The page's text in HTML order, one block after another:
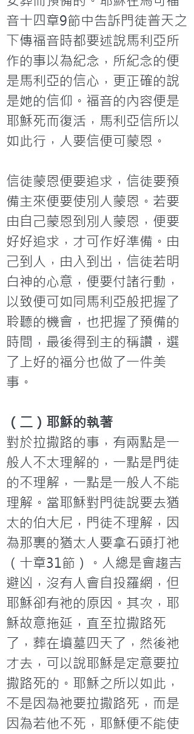
音十四章9節中告訴門徒普天之
下傳福音時都要述說馬利亞所
作的事以為紀念，所紀念的便
是馬利亞的信心，更正確的說
是她的信仰。福音的內容便是
耶穌死而復活，馬利亞信所以
如此行，人要信便可蒙恩。
信徒蒙恩便要追求，信徒要預
備主來便要使別人蒙恩。若要
由自己蒙恩到別人蒙恩，便要
好好追求，才可作好準備。由
己到人，由入到出，信徒若明
白神的心意，便要付諸行動，
以致便可如同馬利亞般把握了
聆聽的機會，也把握了預備的
時間，最後得到主的稱讚，選
了上好的福分也做了一件美
（二）耶穌的執著
對於拉撒路的事，有兩點是一
般人不太理解的，一點是門徒
的不理解，一點是一般人不能
理解。當耶穌對門徒說要去猶
太的伯大尼，門徒不理解，因
為那裏的猶太人要拿石頭打祂
（十章31節）。人總是會趨吉
避凶，沒有人會自投羅網，但
耶穌卻有祂的原因。其次，耶
穌故意拖延，直至拉撒路死
了，葬在墳墓四天了，然後祂
才去，可以說耶穌是定意要拉
撒路死的。耶穌之所以如此，
不是因為祂要拉撒路死，而是
因為若他不死，耶穌便不能使